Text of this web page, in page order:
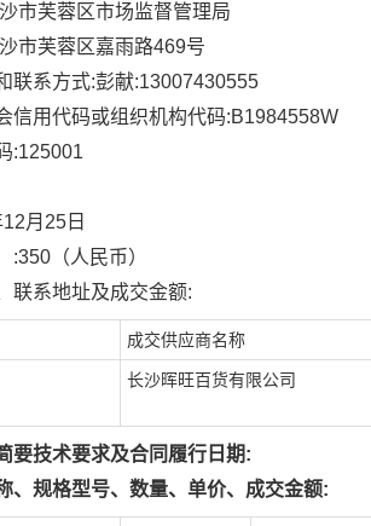
市芙蓉区市场监督管理局
市芙蓉区嘉雨路469号
联系方式:彭献:13007430555
信用代码或组织机构代码:B1984558W
:125001
月25日
:350 （人民币）
联系地址及成交金额:
成交供应商名称
长沙晖旺百货有限公司
要技术要求及合同履行日期:
、规格型号、数量、单价、成交金额: